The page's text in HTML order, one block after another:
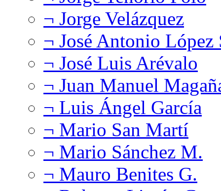
¬ Jorge Velázquez
¬ José Antonio López
¬ José Luis Arévalo
¬ Juan Manuel
¬ Luis Ángel García
¬ Mario San Martí
¬ Mario Sánchez M.
¬ Mauro Benites G.